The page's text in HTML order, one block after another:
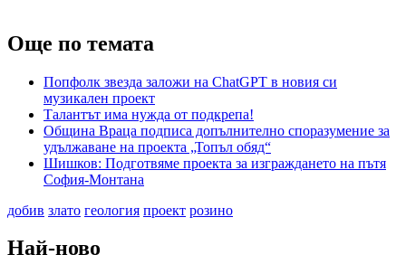
Още по темата
Попфолк звезда заложи на ChatGPT в новия си
музикален проект
Талантът има нужда от подкрепа!
Община Враца подписа допълнително споразумение за
удължаване на проекта „Топъл обяд“
Шишков: Подготвяме проекта за изграждането на пътя
София-Монтана
добив злато геология проект розино
Най-ново